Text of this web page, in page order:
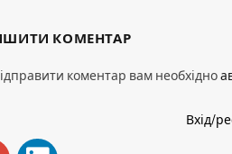
КОМЕНТАР
коментар вам необхідно
Вхід/